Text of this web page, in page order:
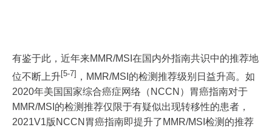
有鉴于此，近年来MMR/MSI在国内外指南共识中的推荐地
位不断上升[5-7] ，MMR/MSI的检测推荐级别日益升高。如
2020年美国国家综合癌症网络（NCCN）胃癌指南对于
MMR/MSI的检测推荐仅限于有疑似出现转移性的患者，
2021V1版NCCN胃癌指南即提升了MMR/MSI检测的推荐